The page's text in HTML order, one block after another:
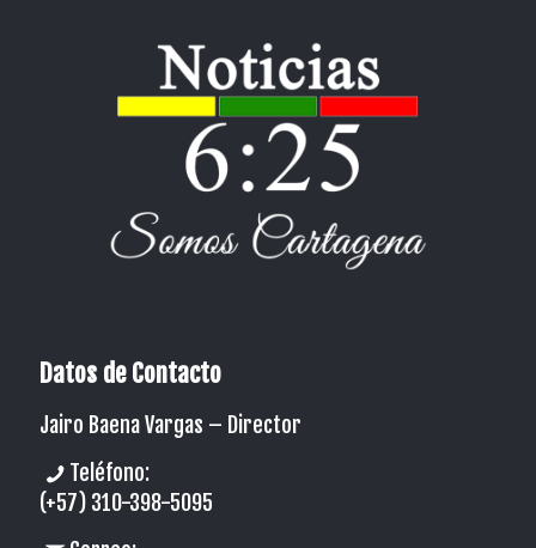
Datos de Contacto
Jairo Baena Vargas – Director
Teléfono:
(+57) 310-398-5095